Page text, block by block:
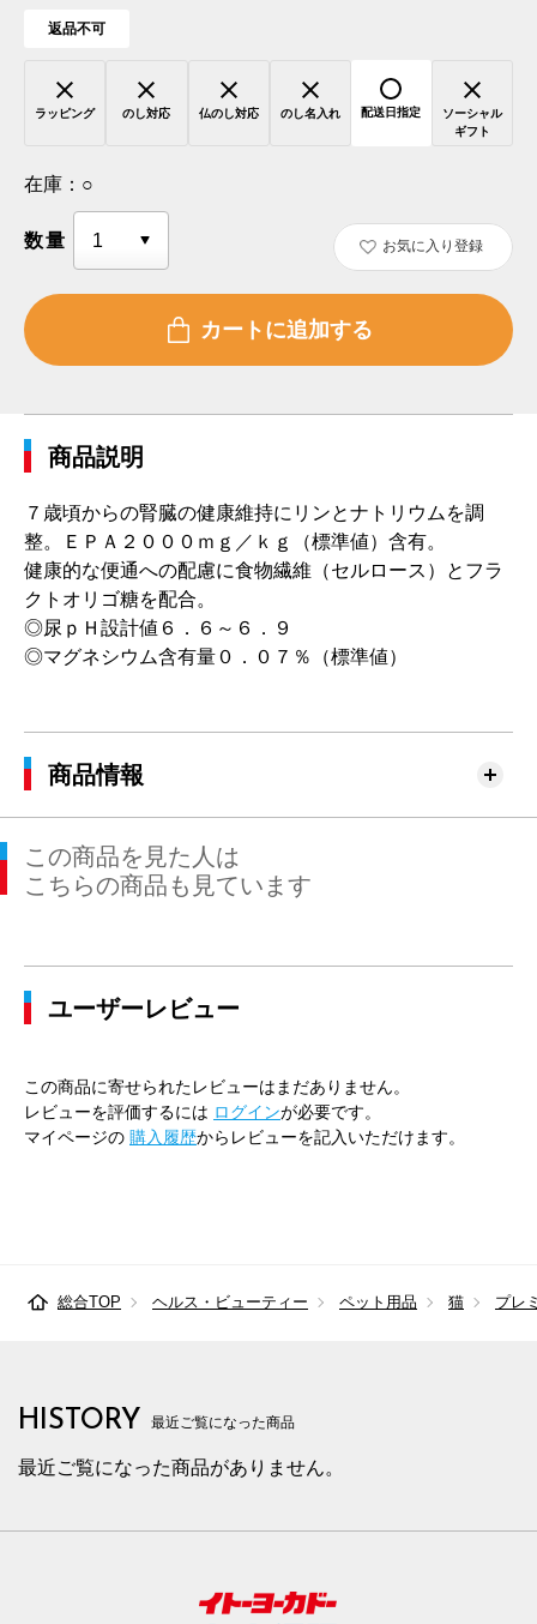
返品不可
ラッピング のし対応 仏のし対応 のし名入れ 配送日指定
ソーシャル
ギフト
在庫： ○
数量 お気に入り登録
商品説明
７歳頃からの腎臓の健康維持にリンとナトリウムを調
整。ＥＰＡ２０００ｍｇ／ｋｇ（標準値）含有。
健康的な便通への配慮に食物繊維（セルロース）とフラ
クトオリゴ糖を配合。
◎尿ｐＨ設計値６．６～６．９
◎マグネシウム含有量０．０７％（標準値）
商品情報
この商品を見た人は
こちらの商品も見ています
ユーザーレビュー
この商品に寄せられたレビューはまだありません。
レビューを評価するには ログインが必要です。
マイページの 購入履歴からレビューを記入いただけます。
総合TOP ヘルス・ビューティー ペット用品 猫 プレ
HISTORY 最近ご覧になった商品
最近ご覧になった商品がありません。